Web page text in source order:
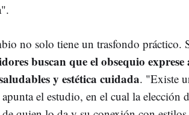
no solo tiene un trasfondo práctico.
buscan que el obsequio
y estética cuidada. "Existe
el estudio, en el cual la elección